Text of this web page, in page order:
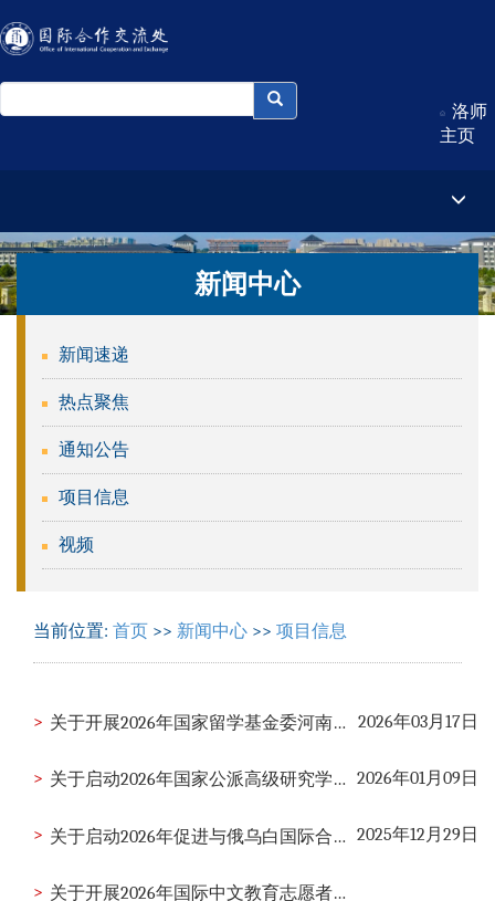
洛师
主页
新闻中心
新闻速递
热点聚焦
通知公告
项目信息
视频
当前位置: 首页 >> 新闻中心 >> 项目信息
> 关于开展2026年国家留学基金委河南省地方合作项目申报工作的通知 2026年03月17日
> 关于启动2026年国家公派高级研究学者、访问学者项目人员遴选工作的通知 2026年01月09日
> 关于启动2026年促进与俄乌白国际合作培养项目遴选工作的通知 2025年12月29日
> 关于开展2026年国际中文教育志愿者报名工作的通知